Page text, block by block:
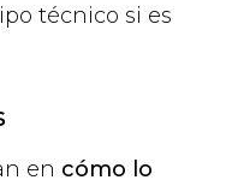
técnico si es
en cómo lo